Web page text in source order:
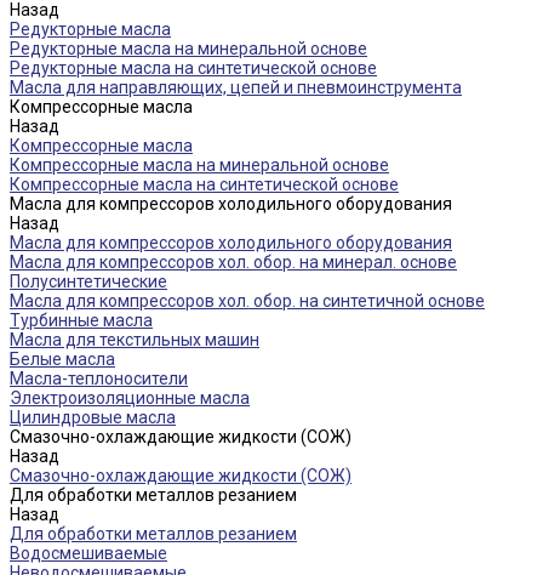
Назад
Редукторные масла
Редукторные масла на минеральной основе
Редукторные масла на синтетической основе
Масла для направляющих, цепей и пневмоинструмента
Компрессорные масла
Назад
Компрессорные масла
Компрессорные масла на минеральной основе
Компрессорные масла на синтетической основе
Масла для компрессоров холодильного оборудования
Назад
Масла для компрессоров холодильного оборудования
Масла для компрессоров хол. обор. на минерал. основе
Полусинтетические
Масла для компрессоров хол. обор. на синтетичной основе
Турбинные масла
Масла для текстильных машин
Белые масла
Масла-теплоносители
Электроизоляционные масла
Цилиндровые масла
Смазочно-охлаждающие жидкости (СОЖ)
Назад
Смазочно-охлаждающие жидкости (СОЖ)
Для обработки металлов резанием
Назад
Для обработки металлов резанием
Водосмешиваемые